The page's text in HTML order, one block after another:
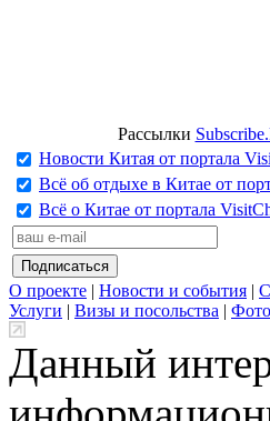
Рассылки
Новости Китая от портала
Всё об отдыхе в Китае от
Всё о Китае от портала
О проекте | Новости и события |
Услуги | Визы и посольства |
Данный